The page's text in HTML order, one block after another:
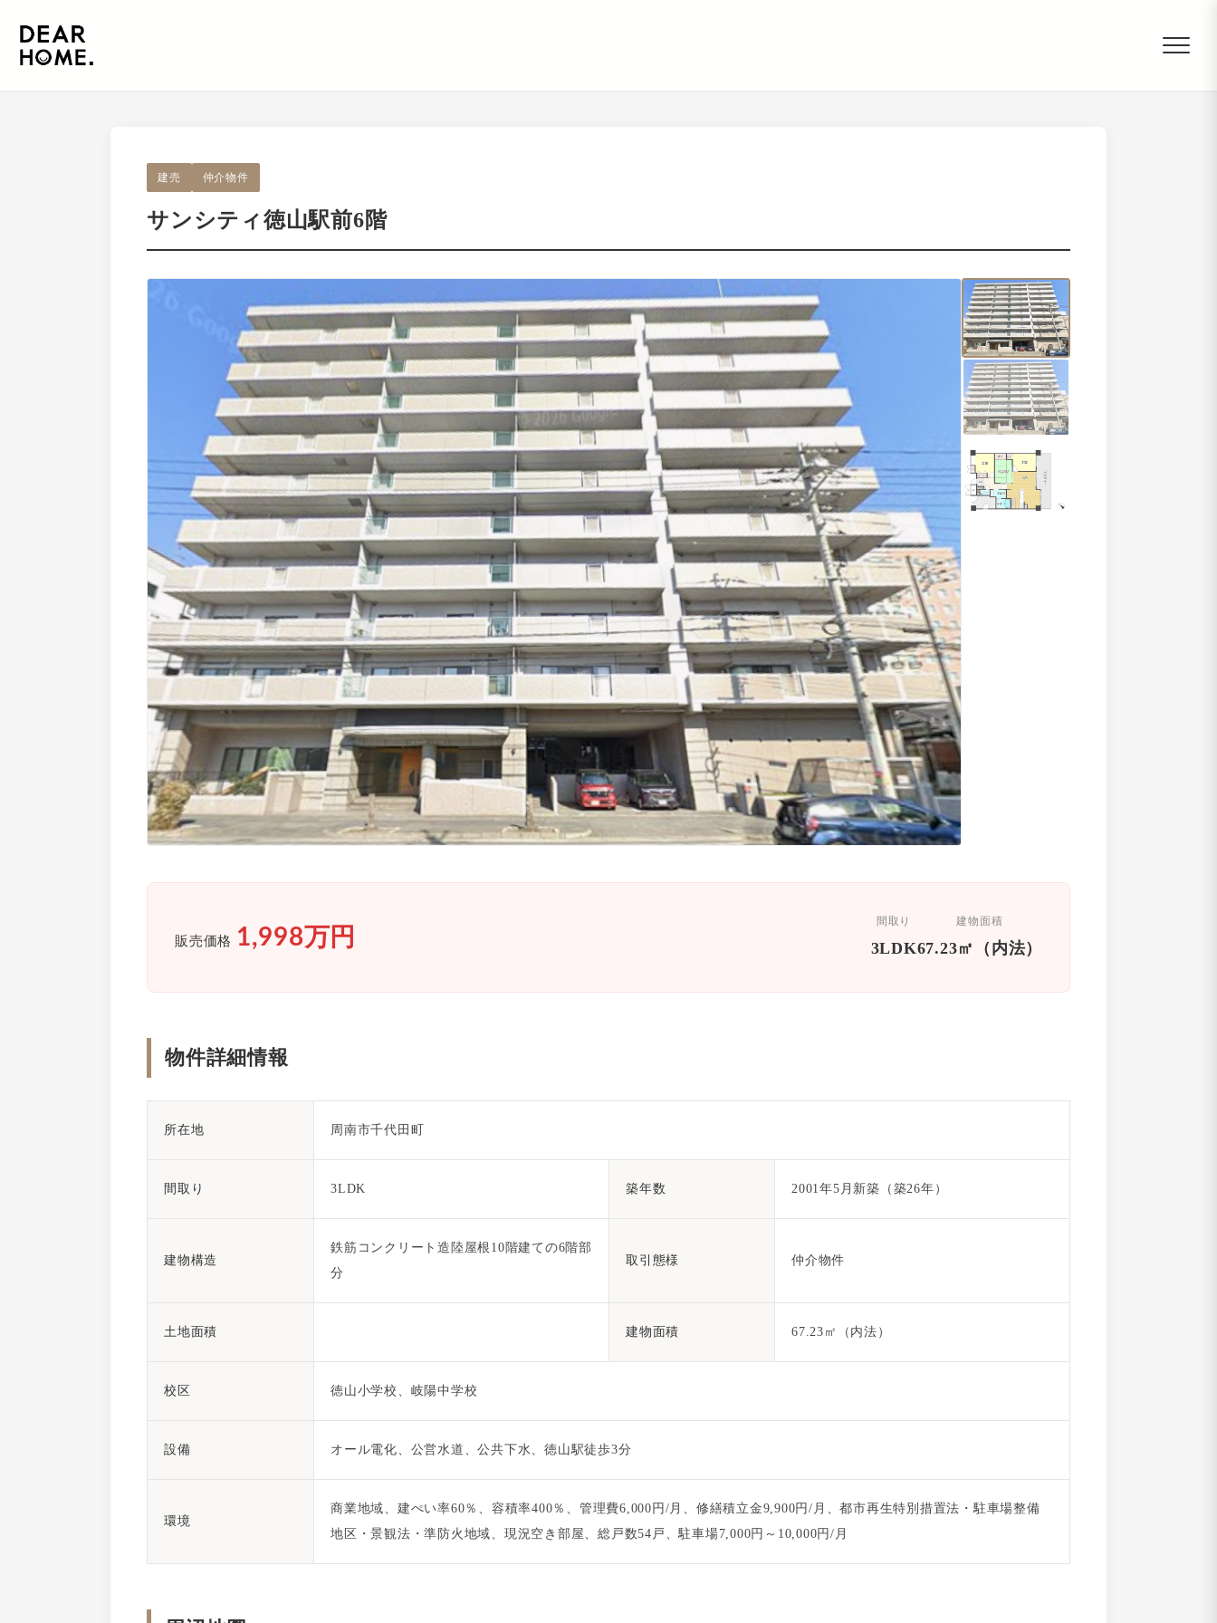
建売 仲介物件
サンシティ徳山駅前6階
販売価格 1,998万円
間取り
3LDK
建物面積
67.23㎡（内法）
物件詳細情報
所在地 周南市千代田町
間取り 3LDK 築年数 2001年5月新築（築26年）
建物構造
鉄筋コンクリート造陸屋根10階建ての6階部
分
取引態様 仲介物件
土地面積 建物面積 67.23㎡（内法）
校区 徳山小学校、岐陽中学校
設備 オール電化、公営水道、公共下水、徳山駅徒歩3分
環境
商業地域、建ぺい率60％、容積率400％、管理費6,000円/月、修繕積立金9,900円/月、都市再生特別措置法・駐車場整備
地区・景観法・準防火地域、現況空き部屋、総戸数54戸、駐車場7,000円～10,000円/月